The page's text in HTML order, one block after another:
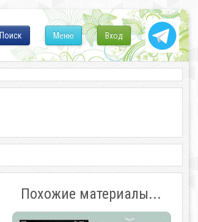
Вход
Меню
Поиск
Похожие материалы...